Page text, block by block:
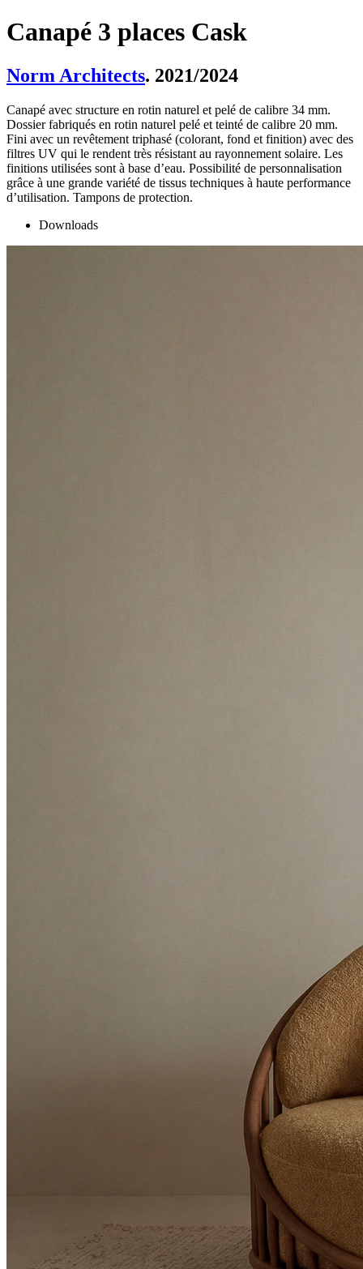
Canapé 3 places Cask
Norm Architects. 2021/2024
Canapé avec structure en rotin naturel et pelé de calibre 34 mm.
Dossier fabriqués en rotin naturel pelé et teinté de calibre 20 mm.
Fini avec un revêtement triphasé (colorant, fond et finition) avec des
filtres UV qui le rendent très résistant au rayonnement solaire. Les
finitions utilisées sont à base d’eau. Possibilité de personnalisation
grâce à une grande variété de tissus techniques à haute performance
d’utilisation. Tampons de protection.
Downloads